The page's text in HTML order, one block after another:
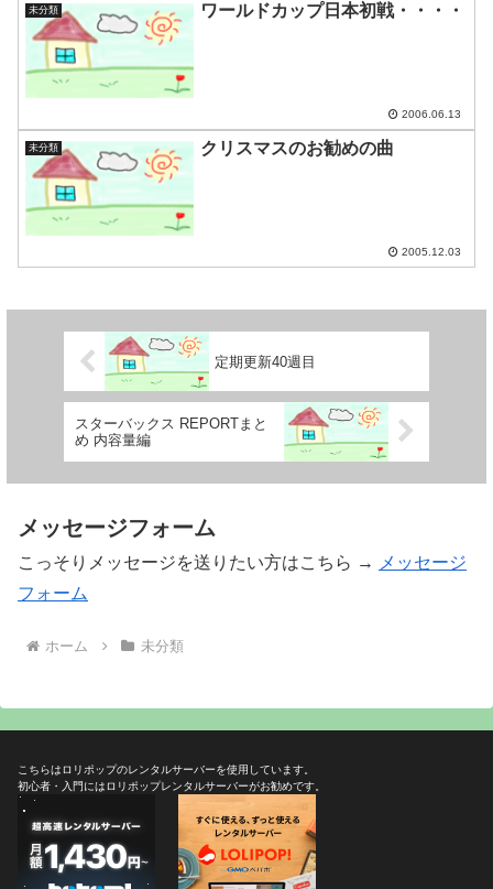
未分類 ワールドカップ日本初戦・・・・
2006.06.13
未分類 クリスマスのお勧めの曲
2005.12.03
定期更新40週目
スターバックス REPORTまと
め 内容量編
メッセージフォーム
こっそりメッセージを送りたい方はこちら →
メッセージ
フォーム
ホーム 未分類
こちらはロリポップのレンタルサーバーを使用しています。
初心者・入門にはロリポップレンタルサーバーがお勧めです。